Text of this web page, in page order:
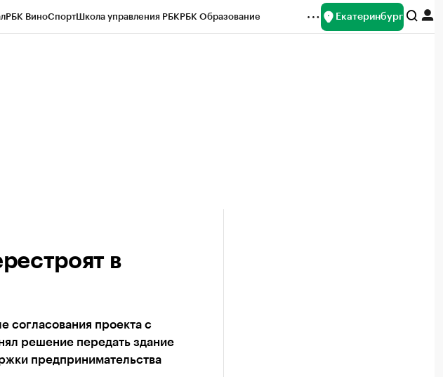
РБК ВиноСпортШкола управления РБКРБК Образование Екатеринбург
в
согласования проекта с
решение передать здание
предпринимательства